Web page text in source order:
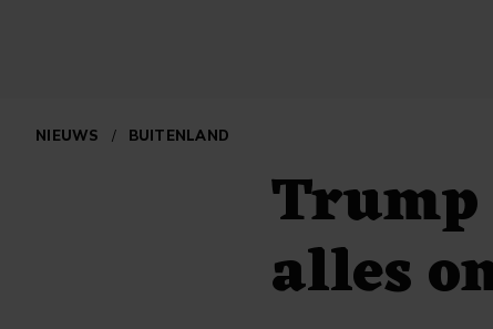
NIEUWS / BUITENLAND
Trump
alles